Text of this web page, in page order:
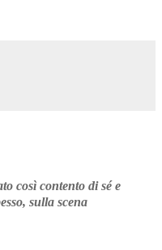
così contento di sé e
sulla scena